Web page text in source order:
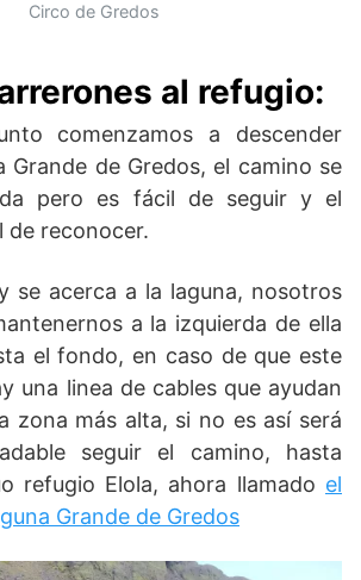
Circo de Gredos
al refugio:
comenzamos a descender
Grande de Gredos, el camino se
pero es fácil de seguir y el
de reconocer.
se acerca a la laguna, nosotros
a la izquierda de ella
el fondo, en caso de que este
una linea de cables que ayudan
zona más alta, si no es así será
seguir el camino, hasta
refugio Elola, ahora llamado el
Grande de Gredos